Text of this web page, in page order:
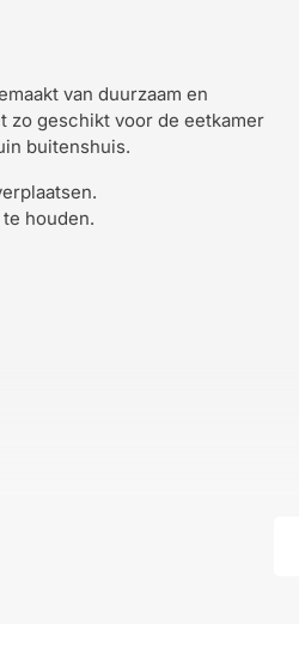
van duurzaam en
zo geschikt voor de eetkamer
buitenshuis.
houden.